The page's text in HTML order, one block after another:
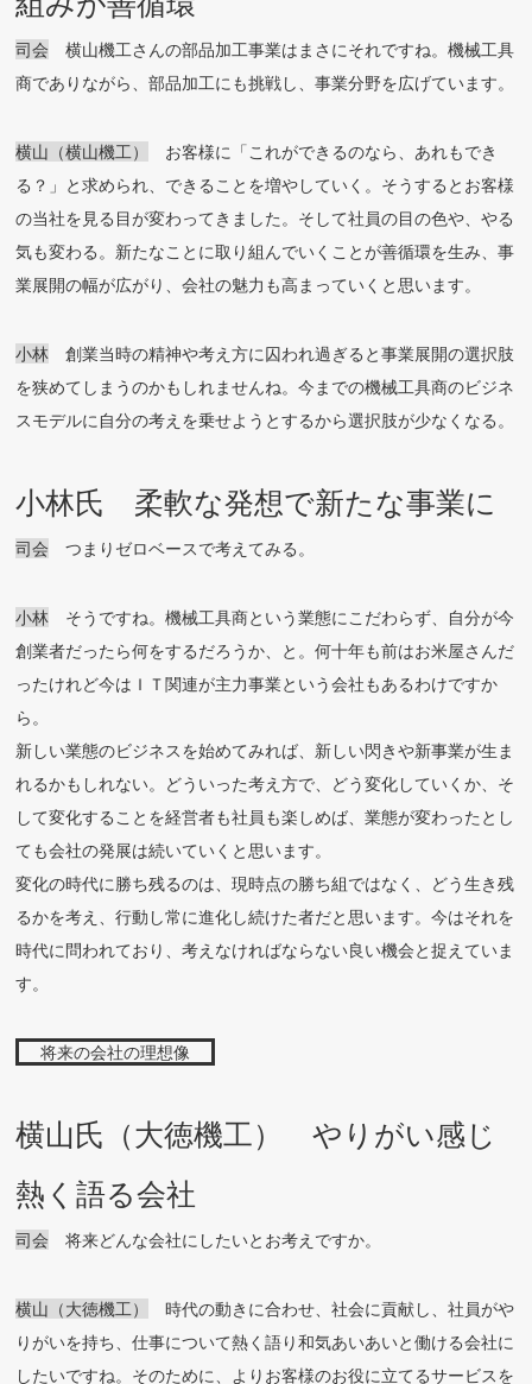
司会 横山機工さんの部品加工事業はまさにそれですね。機械工具
商でありながら、部品加工にも挑戦し、事業分野を広げています。
横山（横山機工）
お客様に「これができるのなら、あれもでき
る？」と求められ、できることを増やしていく。そうするとお客様
の当社を見る目が変わってきました。そして社員の目の色や、やる
気も変わる。新たなことに取り組んでいくことが善循環を生み、事
業展開の幅が広がり、会社の魅力も高まっていくと思います。
小林 創業当時の精神や考え方に囚われ過ぎると事業展開の選択肢
を狭めてしまうのかもしれませんね。今までの機械工具商のビジネ
スモデルに自分の考えを乗せようとするから選択肢が少なくなる。
小林氏 柔軟な発想で新たな事業に
司会 つまりゼロベースで考えてみる。
小林 そうですね。機械工具商という業態にこだわらず、自分が今
創業者だったら何をするだろうか、と。何十年も前はお米屋さんだ
ったけれど今はＩＴ関連が主力事業という会社もあるわけですか
ら。
新しい業態のビジネスを始めてみれば、新しい閃きや新事業が生ま
れるかもしれない。どういった考え方で、どう変化していくか、そ
して変化することを経営者も社員も楽しめば、業態が変わったとし
ても会社の発展は続いていくと思います。
変化の時代に勝ち残るのは、現時点の勝ち組ではなく、どう生き残
るかを考え、行動し常に進化し続けた者だと思います。今はそれを
時代に問われており、考えなければならない良い機会と捉えていま
す。
将来の会社の理想像
横山氏（大徳機工） やりがい感じ
熱く語る会社
司会 将来どんな会社にしたいとお考えですか。
横山（大徳機工）
時代の動きに合わせ、社会に貢献し、社員がや
りがいを持ち、仕事について熱く語り和気あいあいと働ける会社に
したいですね。そのために、よりお客様のお役に立てるサービスを